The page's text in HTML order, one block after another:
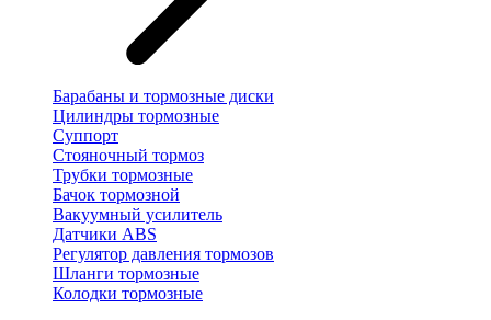
Барабаны и тормозные диски
Цилиндры тормозные
Суппорт
Стояночный тормоз
Трубки тормозные
Бачок тормозной
Вакуумный усилитель
Датчики ABS
Регулятор давления тормозов
Шланги тормозные
Колодки тормозные